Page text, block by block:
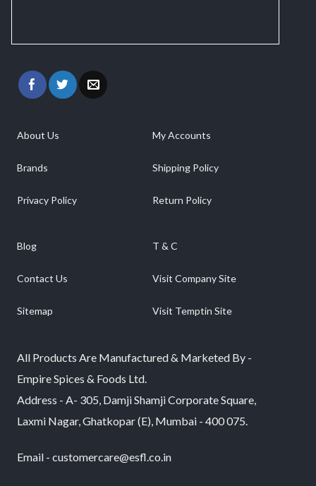
About Us
Brands
Privacy Policy
My Accounts
Shipping Policy
Return Policy
Blog
Contact Us
Sitemap
T & C
Visit Company Site
Visit Temptin Site
All Products Are Manufactured & Marketed By -
Empire Spices & Foods Ltd.
Address - A- 305, Damji Shamji Corporate Square,
Laxmi Nagar, Ghatkopar (E), Mumbai - 400 075.
Email - customercare@esfl.co.in